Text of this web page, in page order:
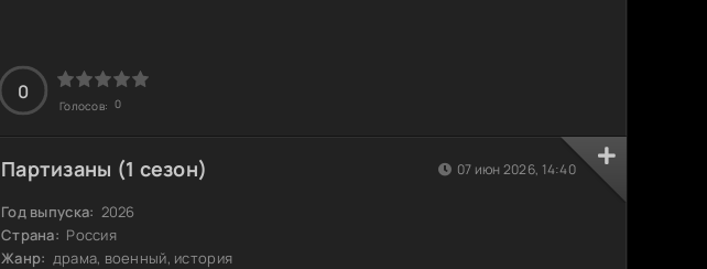
0
Голосов: 0
Партизаны (1 сезон)
Год выпуска: 2026
Страна: Россия
Жанр: драма, военный, история
07 июн 2026, 14:40